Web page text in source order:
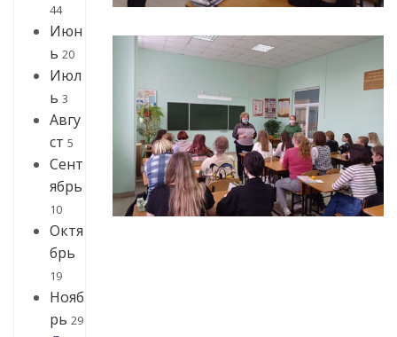
44
Июн
ь 20
Июл
ь 3
Авгу
ст 5
Сент
ябрь
10
Октя
брь
19
Нояб
рь 29